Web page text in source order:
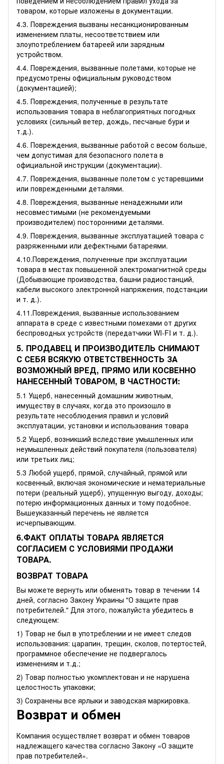
товаром, которые изложены в документации.
4.3. Повреждения вызваны несанкционированным
изменением платы, несоответствием или
злоупотреблением батареей или зарядным
устройством.
4.4. Повреждения, вызванные полетами, которые не
предусмотрены официальным руководством
(документацией);
4.5. Повреждения, полученные в результате
использования товара в неблагоприятных погодных
условиях (сильный ветер, дождь, песчаные бури и
т.д.).
4.6. Повреждения, вызванные работой с весом больше,
чем допустимая для безопасного полета в
официальной инструкции (документации).
4.7. Повреждения, вызванные полетом с устаревшими
или поврежденными деталями.
4.8. Повреждения, вызванные ненадежными или
несовместимыми (не рекомендуемыми
производителем) посторонними деталями.
4.9. Повреждения, вызванные эксплуатацией товара с
разряженными или дефектными батареями.
4.10.Повреждения, полученные при эксплуатации
товара в местах повышенной электромагнитной среды
(Добывающие производства, башни радиостанций,
кабели высокого электронной напряжения, подстанции
и т. д.).
4.11.Повреждения, вызванные использованием
аппарата в среде с известными помехами от других
беспроводных устройств (передатчики WI-FI и т. д.).
5. ПРОДАВЕЦ И ПРОИЗВОДИТЕЛЬ СНИМАЮТ
С СЕБЯ ВСЯКУЮ ОТВЕТСТВЕННОСТЬ ЗА
ВОЗМОЖНЫЙ ВРЕД, ПРЯМО ИЛИ КОСВЕННО
НАНЕСЕННЫЙ ТОВАРОМ, В ЧАСТНОСТИ:
5.1 Ущерб, нанесенный домашним животным,
имуществу в случаях, когда это произошло в
результате несоблюдения правил и условий
эксплуатации, установки и использования товара
5.2 Ущерб, возникший вследствие умышленных или
неумышленных действий покупателя (пользователя)
или третьих лиц;
5.3 Любой ущерб, прямой, случайный, прямой или
косвенный, включая экономические и нематериальные
потери (реальный ущерб), упущенную выгоду, доходы;
потерю информационных данных и тому подобное.
Вышеуказанный перечень не является
исчерпывающим.
6.ФАКТ ОПЛАТЫ ТОВАРА ЯВЛЯЕТСЯ
СОГЛАСИЕМ С УСЛОВИЯМИ ПРОДАЖИ
ТОВАРА.
ВОЗВРАТ ТОВАРА
Вы можете вернуть или обменять товар в течении 14
дней, согласно Закону Украины "О защите прав
потребителей." Для этого, пожалуйста убедитесь в
следующем:
1) Товар не был в употреблении и не имеет следов
использования: царапин, трещин, сколов, потертостей,
программное обеспечение не подвергалось
изменениям и т.д.;
2) Товар полностью укомплектован и не нарушена
целостность упаковки;
3) Сохранены все ярлыки и заводская маркировка.
Возврат и обмен
Компания осуществляет возврат и обмен товаров
надлежащего качества согласно Закону «О защите
прав потребителей».